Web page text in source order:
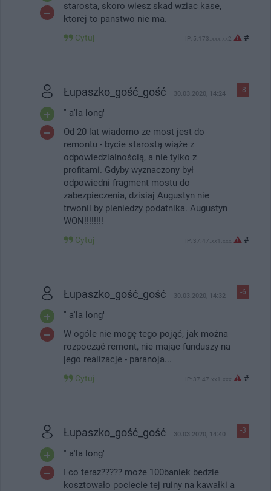
starosta, skoro wiesz skad wziac kase,
ktorej to panstwo nie ma.
Cytuj IP: 5.173.xxx.xx2 #
-8
Łupaszko_gość_gość 30.03.2020, 14:24
'' a'la long"
Od 20 lat wiadomo ze most jest do
remontu - bycie starostą wiąże z
odpowiedzialnością, a nie tylko z
profitami. Gdyby wyznaczony był
odpowiedni fragment mostu do
zabezpieczenia, dzisiaj Augustyn nie
trwonil by pieniedzy podatnika. Augustyn
WON!!!!!!!!
Cytuj IP: 37.47.xx1.xxx #
-6
Łupaszko_gość_gość 30.03.2020, 14:32
'' a'la long"
W ogóle nie mogę tego pojąć, jak można
rozpocząć remont, nie mając funduszy na
jego realizacje - paranoja...
Cytuj IP: 37.47.xx1.xxx #
-3
Łupaszko_gość_gość 30.03.2020, 14:40
'' a'la long"
I co teraz????? może 100baniek bedzie
kosztowało pociecie tej ruiny na kawałki a